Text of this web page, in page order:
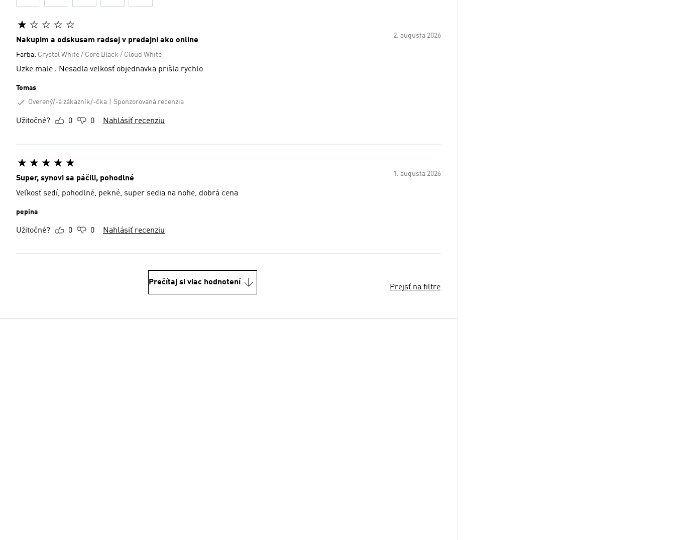
2. augusta 2026
Nakupim a odskusam radsej v predajni ako online
Farba: Crystal White / Core Black / Cloud White
Uzke male . Nesadla velkosť objednavka prišla rychlo
Tomas
Overený/-á zákazník/-čka
Sponzorovaná recenzia
Užitočné? 0 0 Nahlásiť recenziu
1. augusta 2026
Super, synovi sa páčili, pohodlné
Veľkosť sedí, pohodlné, pekné, super sedia na nohe, dobrá cena
pepina
Užitočné? 0 0 Nahlásiť recenziu
Prečítaj si viac hodnotení
Prejsť na filtre